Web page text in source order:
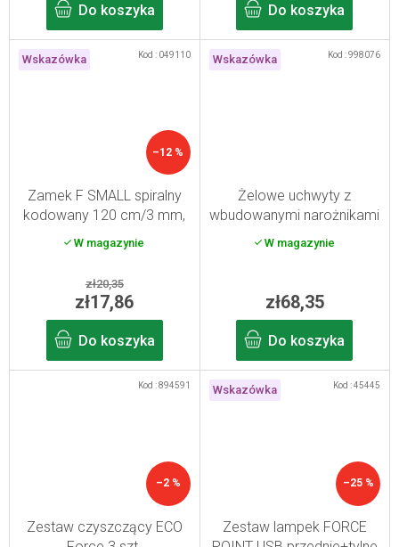
Do koszyka Do koszyka
Wskazówka
–12 %
Zamek F SMALL spiralny
kodowany 120 cm/3 mm,
W magazynie
zł20,35
zł17,86
Do koszyka
Kod : 049110 Wskazówka
Żelowe uchwyty z
wbudowanymi narożnikami
102 mm Sila
W magazynie
zł68,35
Do koszyka
Kod :998076
–2 %
Zestaw czyszczący ECO
Kod :894591 Wskazówka
–25 %
Zestaw lampek FORCE
Kod :45445